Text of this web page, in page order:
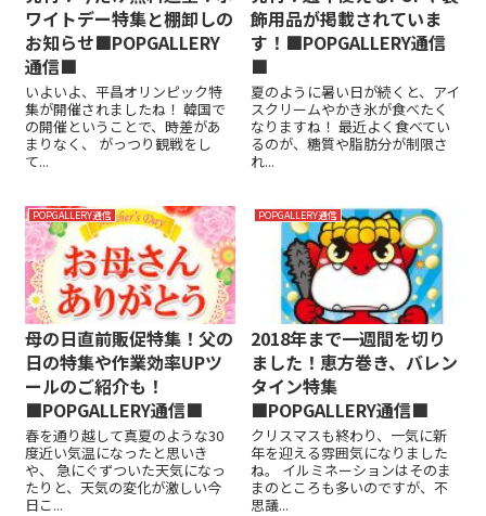
ワイトデー特集と棚卸しの
お知らせ■POPGALLERY
通信■
いよいよ、平昌オリンピック特
集が開催されましたね！ 韓国で
の開催ということで、時差があ
まりなく、 がっつり観戦をし
て...
飾用品が掲載されていま
す！■POPGALLERY通信
■
夏のように暑い日が続くと、アイ
スクリームやかき氷が食べたく
なりますね！ 最近よく食べてい
るのが、糖質や脂肪分が制限さ
れ...
POPGALLERY通信
母の日直前販促特集！父の
日の特集や作業効率UPツ
ールのご紹介も！
■POPGALLERY通信■
春を通り越して真夏のような30
度近い気温になったと思いき
や、 急にぐずついた天気になっ
たりと、天気の変化が激しい今
日こ...
POPGALLERY通信
2018年まで一週間を切り
ました！恵方巻き、バレン
タイン特集
■POPGALLERY通信■
クリスマスも終わり、一気に新
年を迎える雰囲気になりました
ね。 イルミネーションはそのま
まのところも多いのですが、不
思議...